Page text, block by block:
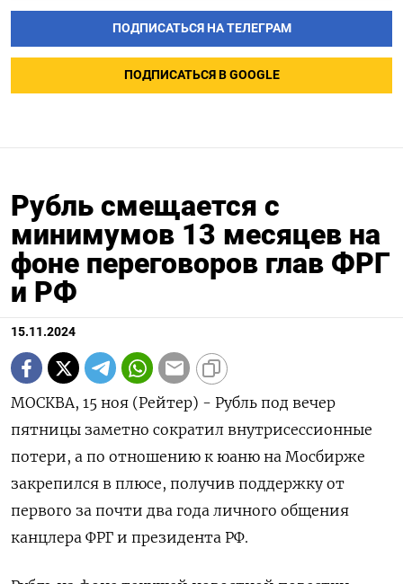
ПОДПИСАТЬСЯ НА ТЕЛЕГРАМ
ПОДПИСАТЬСЯ В GOOGLE
Рубль смещается с
минимумов 13 месяцев на
фоне переговоров глав ФРГ
и РФ
15.11.2024
МОСКВА, 15 ноя (Рейтер) - Рубль под вечер
пятницы заметно сократил внутрисессионные
потери, а по отношению к юаню на Мосбирже
закрепился в плюсе, получив поддержку от
первого за почти два года личного общения
канцлера ФРГ и президента РФ.